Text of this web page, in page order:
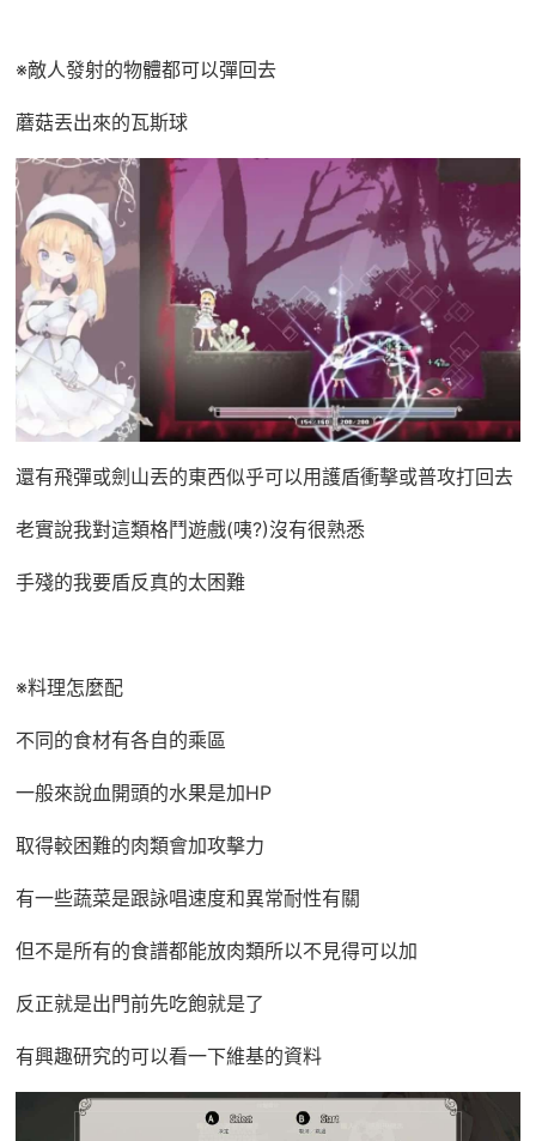
※敵人發射的物體都可以彈回去
蘑菇丟出來的瓦斯球
還有飛彈或劍山丟的東西似乎可以用護盾衝擊或普攻打回去
老實說我對這類格鬥遊戲(咦?)沒有很熟悉
手殘的我要盾反真的太困難
※料理怎麼配
不同的食材有各自的乘區
一般來說血開頭的水果是加HP
取得較困難的肉類會加攻擊力
有一些蔬菜是跟詠唱速度和異常耐性有關
但不是所有的食譜都能放肉類所以不見得可以加
反正就是出門前先吃飽就是了
有興趣研究的可以看一下維基的資料